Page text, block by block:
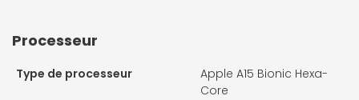
Processeur
Type de processeur
Apple A15 Bionic Hexa-
Core